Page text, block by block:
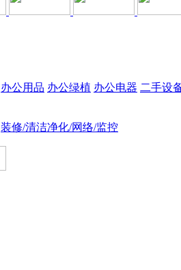
办公用品 办公绿植 办公电器 二手设
装修/清洁净化/网络/监控